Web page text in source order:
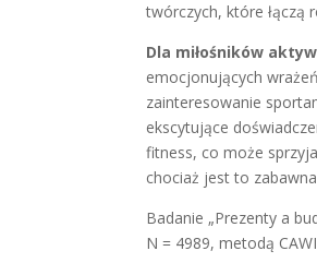
twórczych, które łączą
Dla miłośników
emocjonujących
zainteresowanie
ekscytujące
fitness, co może
chociaż jest to
Badanie „Prezenty a
N = 4989, metodą CAWI